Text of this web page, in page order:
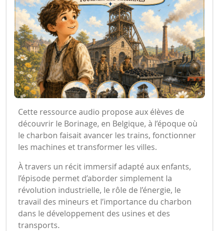
Cette ressource audio propose aux élèves de
découvrir le Borinage, en Belgique, à l’époque où
le charbon faisait avancer les trains, fonctionner
les machines et transformer les villes.
À travers un récit immersif adapté aux enfants,
l’épisode permet d’aborder simplement la
révolution industrielle, le rôle de l’énergie, le
travail des mineurs et l’importance du charbon
dans le développement des usines et des
transports.